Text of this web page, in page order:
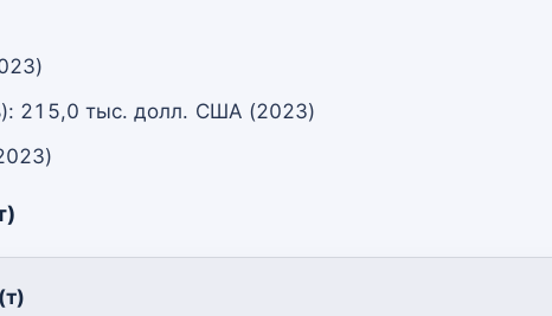
215,0 тыс. долл. США (2023)